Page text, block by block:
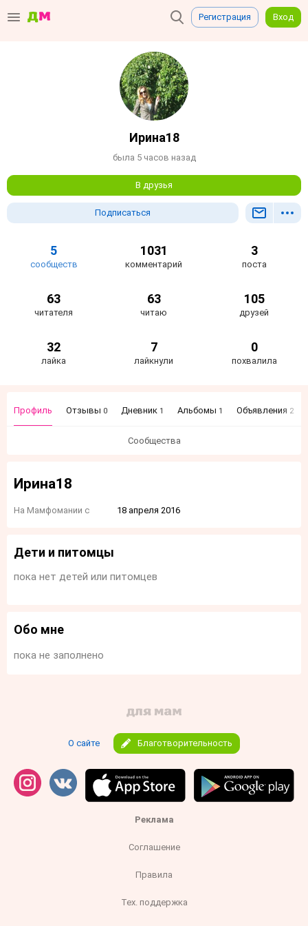
Регистрация Вход
Ирина18
была 5 часов назад
В друзья
Подписаться
5
сообществ
1031
комментарий
3
поста
63
читателя
63
читаю
105
друзей
32
лайка
7
лайкнули
0
похвалила
Профиль Отзывы 0 Дневник 1 Альбомы 1 Объявления 2
Сообщества
Ирина18
На Мамфомании с 18 апреля 2016
Дети и питомцы
пока нет детей или питомцев
Обо мне
пока не заполнено
О сайте Благотворительность
Реклама
Соглашение
Правила
Тех. поддержка